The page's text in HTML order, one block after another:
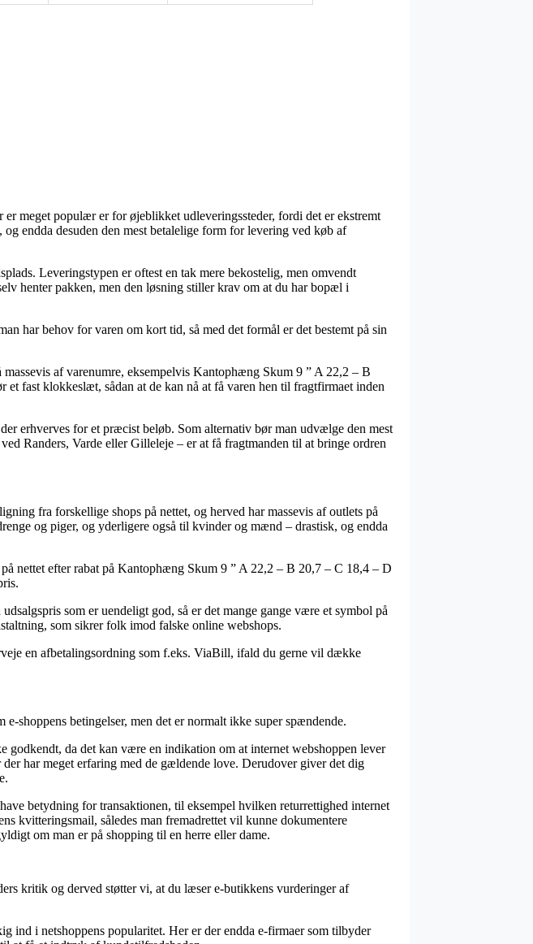
meget populær er for øjeblikket udleveringssteder, fordi det er ekstremt
endda desuden den mest betalelige form for levering ved køb af
Leveringstypen er oftest en tak mere bekostelig, men omvendt
henter pakken, men den løsning stiller krav om at du har bopæl i
har behov for varen om kort tid, så med det formål er det bestemt på sin
af varenumre, eksempelvis Kantophæng Skum 9 ” A 22,2 – B
fast klokkeslæt, sådan at de kan nå at få varen hen til fragtfirmaet inden
erhverves for et præcist beløb. Som alternativ bør man udvælge den mest
Randers, Varde eller Gilleleje – er at få fragtmanden til at bringe ordren
fra forskellige shops på nettet, og herved har massevis af outlets på
og piger, og yderligere også til kvinder og mænd – drastisk, og endda
nettet efter rabat på Kantophæng Skum 9 ” A 22,2 – B 20,7 – C 18,4 – D
som er uendeligt god, så er det mange gange være et symbol på
som sikrer folk imod falske online webshops.
en afbetalingsordning som f.eks. ViaBill, ifald du gerne vil dække
shoppens betingelser, men det er normalt ikke super spændende.
da det kan være en indikation om at internet webshoppen lever
har meget erfaring med de gældende love. Derudover giver det dig
betydning for transaktionen, til eksempel hvilken returrettighed internet
kvitteringsmail, således man fremadrettet vil kunne dokumentere
om man er på shopping til en herre eller dame.
kritik og derved støtter vi, at du læser e-butikkens vurderinger af
ind i netshoppens popularitet. Her er der endda e-firmaer som tilbyder